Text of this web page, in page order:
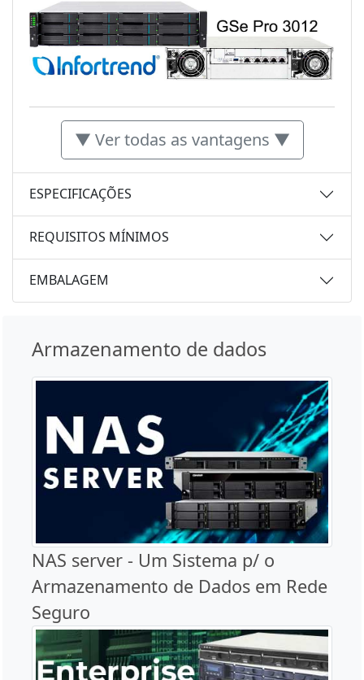
▼ Ver todas as vantagens ▼
ESPECIFICAÇÕES
REQUISITOS MÍNIMOS
EMBALAGEM
Armazenamento de dados
NAS server - Um Sistema p/ o
Armazenamento de Dados em Rede
Seguro